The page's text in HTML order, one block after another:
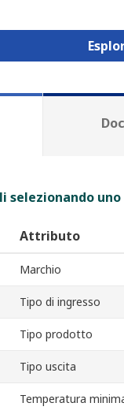
selezionando
Attributo
Marchio
Tipo di ingresso
Tipo prodotto
Tipo uscita
Temperatura